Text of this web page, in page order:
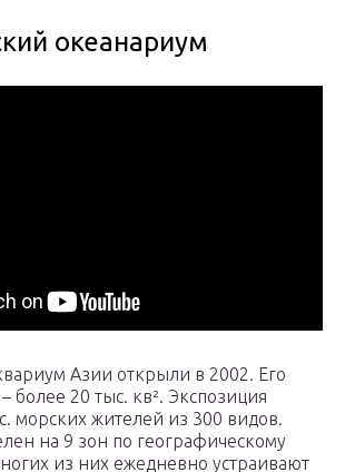
океанариум
Азии открыли в 2002. Его
более 20 тыс. кв². Экспозиция
морских жителей из 300 видов.
на 9 зон по географическому
из них ежедневно устраивают